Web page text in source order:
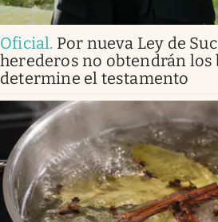
Oficial. Por nueva Ley de
herederos no obtendrán los
determine el testamento